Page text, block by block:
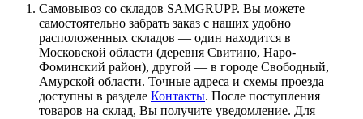
Самовывоз со складов SAMGRUPP. Вы можете
самостоятельно забрать заказ с наших удобно
расположенных складов — один находится в
Московской области (деревня Свитино, Наро-
Фоминский район), другой — в городе Свободный,
Амурской области. Точные адреса и схемы проезда
доступны в разделе Контакты. После поступления
товаров на склад, Вы получите уведомление. Для